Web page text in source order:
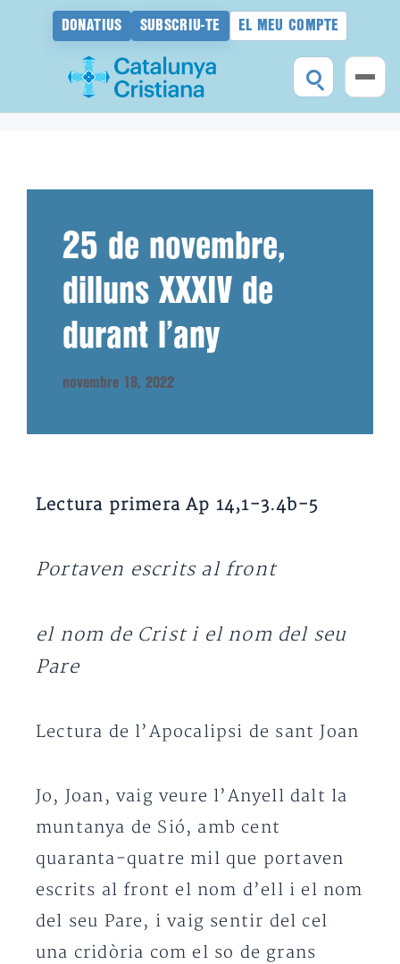
DONATIUS SUBSCRIU-TE EL MEU COMPTE
25 de novembre,
dilluns XXXIV de
durant l’any
novembre 18, 2022
Lectura primera Ap 14,1-3.4b-5
Portaven escrits al front
el nom de Crist i el nom del seu
Pare
Lectura de l’Apocalipsi de sant Joan
Jo, Joan, vaig veure l’Anyell dalt la
muntanya de Sió, amb cent
quaranta-quatre mil que portaven
escrits al front el nom d’ell i el nom
del seu Pare, i vaig sentir del cel
una cridòria com el so de grans